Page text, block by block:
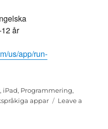
år
us/app/run-
, iPad, Programmering,
appar
Leave a